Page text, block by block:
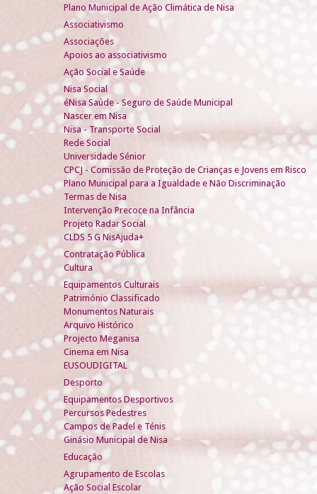
Plano Municipal de Ação Climática de Nisa
Associativismo
Associações
Apoios ao associativismo
Ação Social e Saúde
Nisa Social
éNisa Saúde - Seguro de Saúde Municipal
Nascer em Nisa
Nisa - Transporte Social
Rede Social
Universidade Sénior
CPCJ - Comissão de Proteção de Crianças e Jovens em Risco
Plano Municipal para a Igualdade e Não Discriminação
Termas de Nisa
Intervenção Precoce na Infância
Projeto Radar Social
CLDS 5 G NisAjuda+
Contratação Pública
Cultura
Equipamentos Culturais
Património Classificado
Monumentos Naturais
Arquivo Histórico
Projecto Meganisa
Cinema em Nisa
EUSOUDIGITAL
Desporto
Equipamentos Desportivos
Percursos Pedestres
Campos de Padel e Ténis
Ginásio Municipal de Nisa
Educação
Agrupamento de Escolas
Ação Social Escolar